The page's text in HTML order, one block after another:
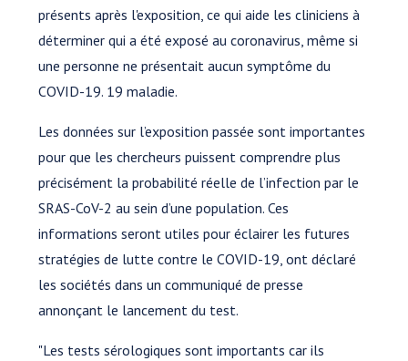
présents après l'exposition, ce qui aide les cliniciens à
déterminer qui a été exposé au coronavirus, même si
une personne ne présentait aucun symptôme du
COVID-19. 19 maladie.
Les données sur l’exposition passée sont importantes
pour que les chercheurs puissent comprendre plus
précisément la probabilité réelle de l’infection par le
SRAS-CoV-2 au sein d’une population. Ces
informations seront utiles pour éclairer les futures
stratégies de lutte contre le COVID-19, ont déclaré
les sociétés dans un communiqué de presse
annonçant le lancement du test.
"Les tests sérologiques sont importants car ils